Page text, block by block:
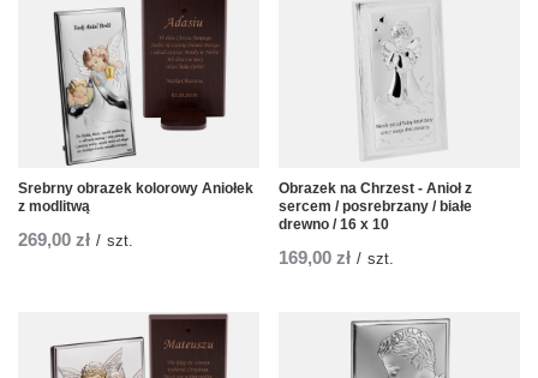
Srebrny obrazek kolorowy Aniołek
z modlitwą
269,00 zł / szt.
Obrazek na Chrzest - Anioł z
sercem / posrebrzany / białe
drewno / 16 x 10
169,00 zł / szt.